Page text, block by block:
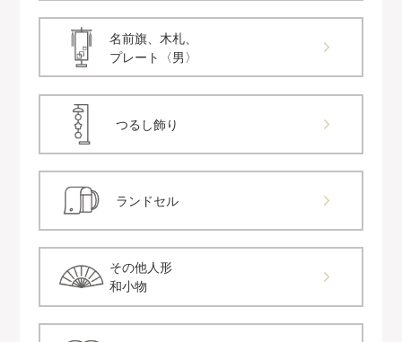
名前旗、木札、
プレート〈男〉
つるし飾り
ランドセル
その他人形
和小物